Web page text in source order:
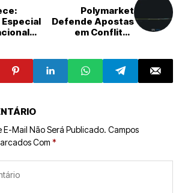
Live-
Polymarket
Defende Apostas
em Conflitos
Ético
E-Mail Não Será Publicado. Campos
Com *